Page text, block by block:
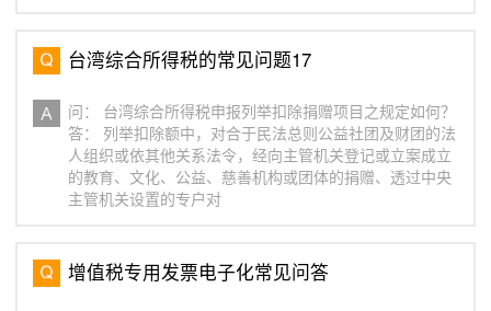
台湾综合所得税的常见问题17
问： 台湾综合所得税申报列举扣除捐赠项目之规定如何？
答： 列举扣除额中，对合于民法总则公益社团及财团的法
人组织或依其他关系法令，经向主管机关登记或立案成立
的教育、文化、公益、慈善机构或团体的捐赠、透过中央
主管机关设置的专户对
增值税专用发票电子化常见问答